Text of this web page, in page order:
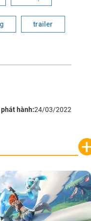
trailer
phát hành:24/03/2022